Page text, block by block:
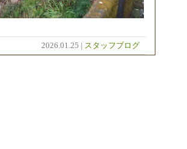
2026.01.25 | スタッフブログ